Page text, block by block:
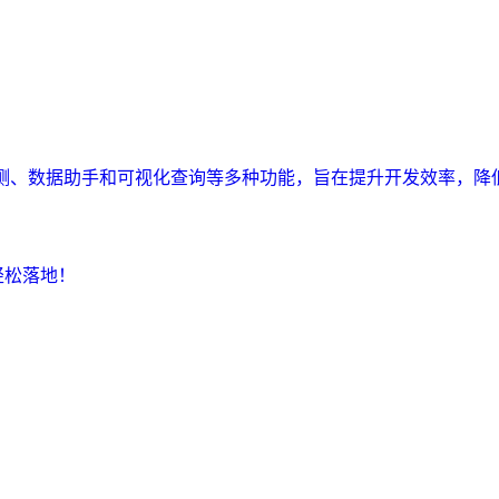
数据助手和可视化查询等多种功能，旨在提升开发效率，降
落地！